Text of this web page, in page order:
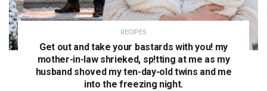
RECIPES
Get out and take your bastards with you! my
mother-in-law shrieked, sp!tting at me as my
husband shoved my ten-day-old twins and me
into the freezing night.